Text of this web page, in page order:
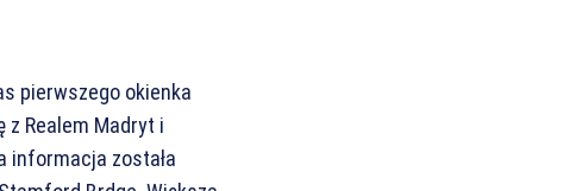
pierwszego okienka
z Realem Madryt i
informacja została